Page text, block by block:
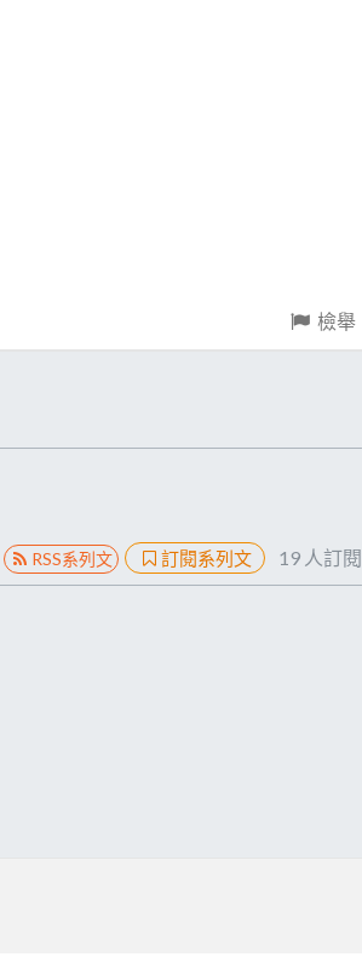
檢舉
RSS系列文 訂閱系列文 19 人訂閱